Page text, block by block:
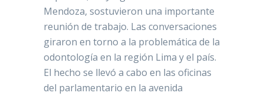
Mendoza, sostuvieron una importante
reunión de trabajo. Las conversaciones
giraron en torno a la problemática de la
odontología en la región Lima y el país.
El hecho se llevó a cabo en las oficinas
del parlamentario en la avenida